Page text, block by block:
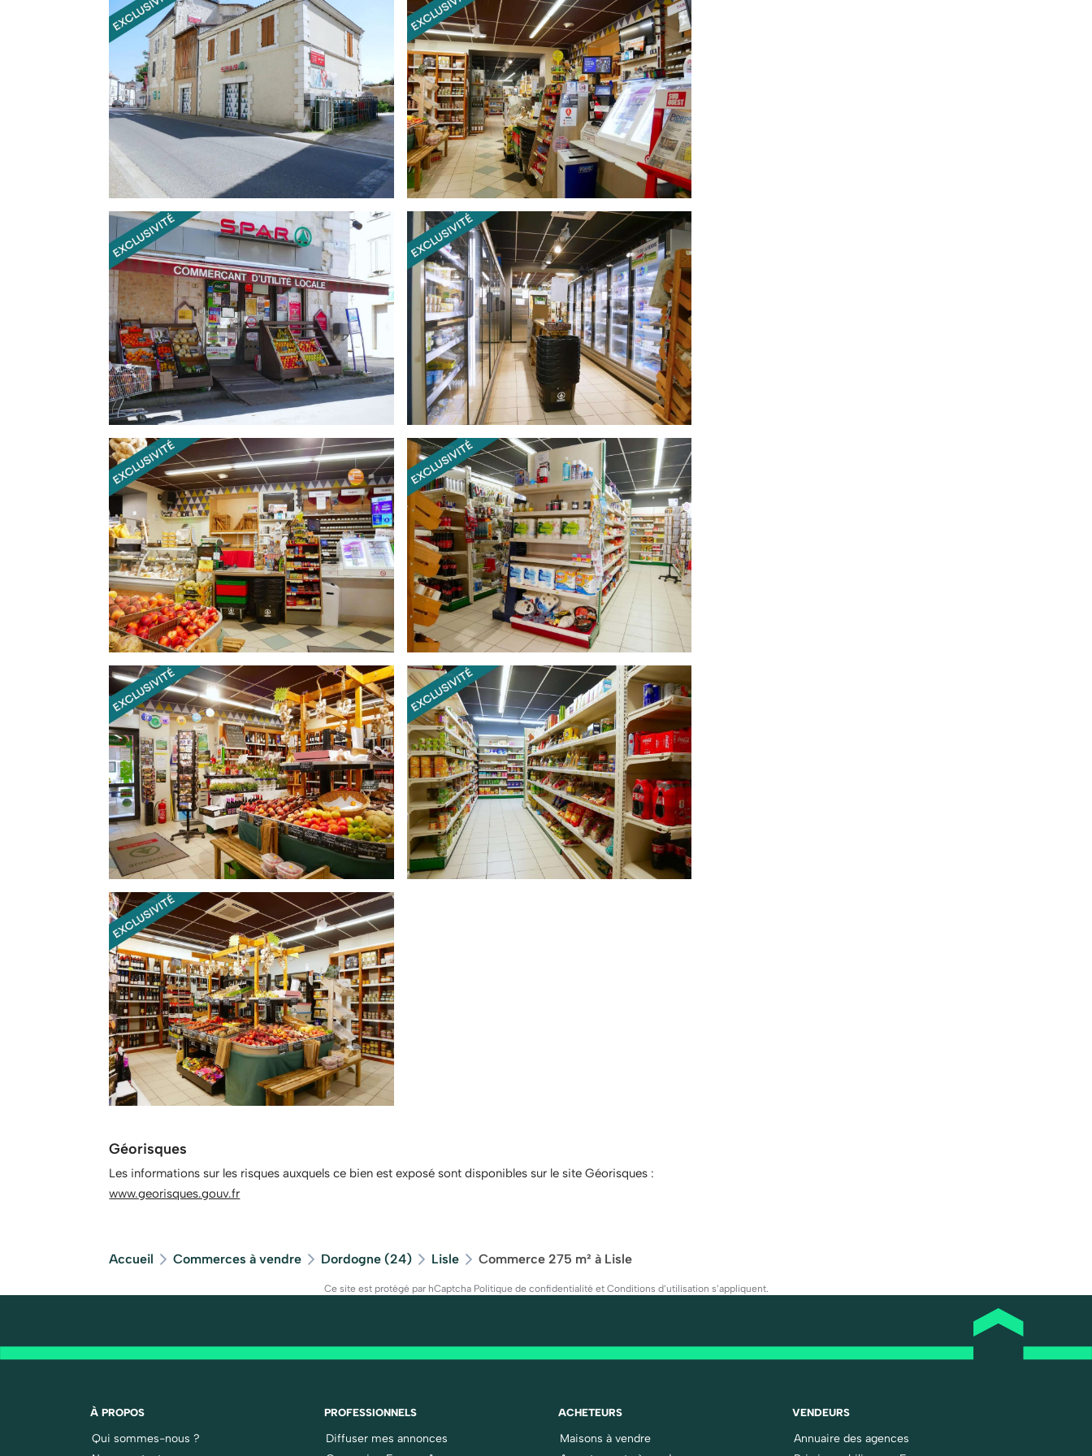
de proximité.
Les activités :
-Alimentation générale SPAR
-Débit de tabac
-Française des Jeux (FDJ)
-Vente de bouteilles de gaz
-Presse
-Carterie
-Dépôt de pain
-Services de proximité
Grâce à cette offre complète, le commerce génère une fréquentation régulière tout au long de
l'année et constitue un véritable point de vie de la commune.
Les atouts
-Surface de vente d'environ 275 m²
-Commerce clé en main, prêt à être exploité
-Enseigne nationale reconnue
-Emplacement stratégique sur la rue principale, axe Bourdeilles  Ribérac
-Nombreuses places de stationnement devant le commerce
-Commune dynamique avec un marché attractif, des animations régulières et une activité
touristique
-Clientèle locale fidèle, touristique et de passage
-Activité diversifiée assurant plusieurs sources de revenus
Idéal pour un couple ou un professionnel souhaitant s'installer dans un cadre de vie agréable, au
coeur du Périgord Vert
Dossier complet (chiffre d'affaires, rentabilité et modalités de cession) disponible sur demande
après premier contact.
Les informations sur les risques auxquels ce bien est exposé sont disponibles sur le site
Géorisques : www.georisques.gouv.fr
Prix de cession honoraires d'agence HT inclus : 378 000 ¤
Prix de cession hors honoraires d'agence : 347 760 ¤
Honoraires d'agence charge acquéreur : 30 240 ¤ HT + 6 048 ¤ TVA, soit 36 288 ¤ TTC
Contactez votre conseiller SAFTI : Isa MENICUCCI, Tél. : [Coordonnées masquées], E-mail :
[Coordonnées masquées] - EI - Agent commercial immatriculé au RSAC de Périgueux sous le
numéro 534884952.Informations LOI ALUR : Honoraires : 8.70 % TTC charge acquéreur. Prix hors
honoraires : 347 760 ¤. (gedeon_26118_33537933)
Géorisques
Les informations sur les risques auxquels ce bien est exposé sont disponibles sur le site Géorisques :
www.georisques.gouv.fr
Accueil Commerces à vendre Dordogne (24) Lisle Commerce 275 m² à Lisle
Ce site est protégé par hCaptcha Politique de confidentialitéet Conditions d’utilisation s’appliquent.
À PROPOS
Qui sommes-nous ?
PROFESSIONNELS
Diffuser mes annonces
ACHETEURS
Maisons à vendre
VENDEURS
Annuaire des agences